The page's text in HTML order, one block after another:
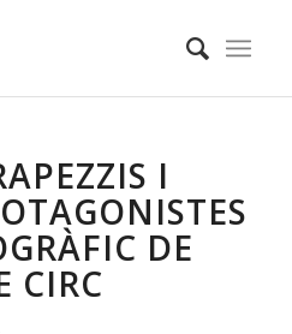
I
DE
CIRC